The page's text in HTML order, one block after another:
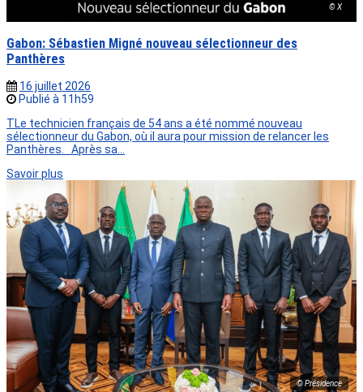
© X
Gabon: Sébastien Migné nouveau sélectionneur des
Panthères
16 juillet 2026
Publié à 11h59
TLe technicien français de 54 ans a été nommé nouveau
sélectionneur du Gabon, où il aura pour mission de relancer les
Panthères. Après sa…
Savoir plus
© Présidence